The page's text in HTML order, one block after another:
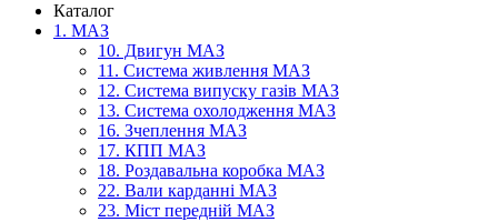
Каталог
1. МАЗ
10. Двигун МАЗ
11. Система живлення МАЗ
12. Система випуску газів МАЗ
13. Система охолодження МАЗ
16. Зчеплення МАЗ
17. КПП МАЗ
18. Роздавальна коробка МАЗ
22. Вали карданні МАЗ
23. Міст передній МАЗ